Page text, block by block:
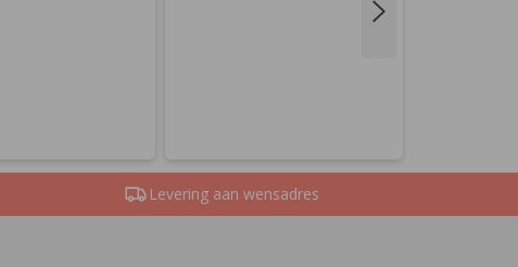
Levering aan wensadres